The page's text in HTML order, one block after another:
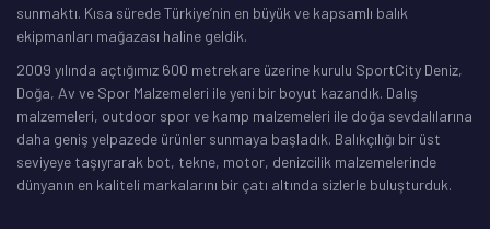
sunmaktı. Kısa sürede Türkiye’nin en büyük ve kapsamlı balık
ekipmanları mağazası haline geldik.
2009 yılında açtığımız 600 metrekare üzerine kurulu SportCity Deniz,
Doğa, Av ve Spor Malzemeleri ile yeni bir boyut kazandık. Dalış
malzemeleri, outdoor spor ve kamp malzemeleri ile doğa sevdalılarına
daha geniş yelpazede ürünler sunmaya başladık. Balıkçılığı bir üst
seviyeye taşıyrarak bot, tekne, motor, denizcilik malzemelerinde
dünyanın en kaliteli markalarını bir çatı altında sizlerle buluşturduk.